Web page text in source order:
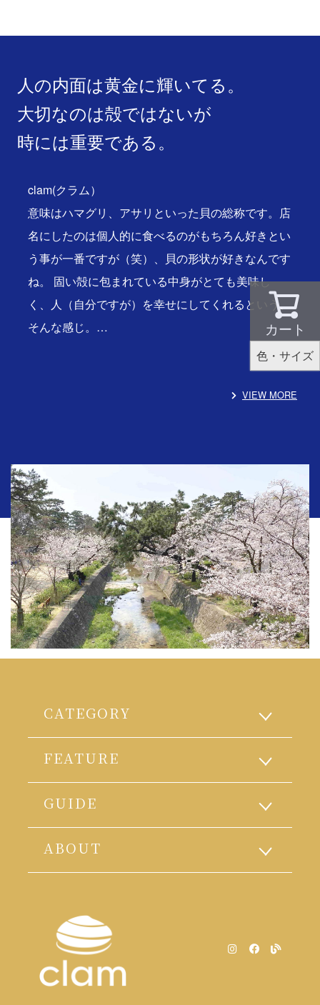
カート
色・サイズ
人の内面は黄金に輝いてる。
大切なのは殻ではないが
時には重要である。
clam(クラム）
意味はハマグリ、アサリといった貝の総称です。店
名にしたのは個人的に食べるのがもちろん好きとい
う事が一番ですが（笑）、貝の形状が好きなんです
ね。 固い殻に包まれている中身がとても美味し
く、人（自分ですが）を幸せにしてくれるという、
そんな感じ。…
VIEW MORE
CATEGORY
FEATURE
GUIDE
ABOUT